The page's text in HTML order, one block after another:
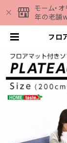
モーム・
年の老舗
フロ
イ
-